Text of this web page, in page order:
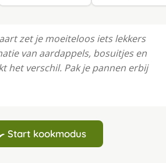
zet je moeiteloos iets lekkers
van aardappels, bosuitjes en
het verschil. Pak je pannen erbij
Start kookmodus